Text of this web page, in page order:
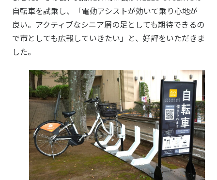
自転車を試乗し、「電動アシストが効いて乗り心地が
良い。アクティブなシニア層の足としても期待できるの
で市としても広報していきたい」と、好評をいただきま
した。